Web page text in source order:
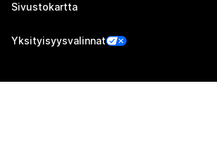
Sivustokartta
Yksityisyysvalinnat